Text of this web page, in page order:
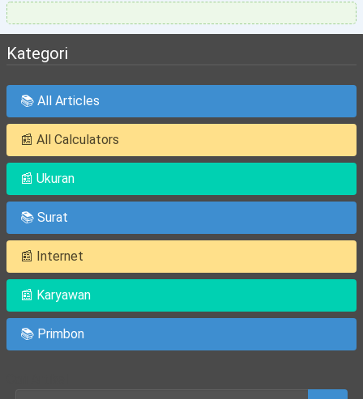
Kategori
📚 All Articles
📰 All Calculators
📰 Ukuran
📚 Surat
📰 Internet
📰 Karyawan
📚 Primbon